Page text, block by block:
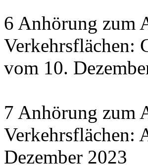
6 Anhörung zum
Verkehrsflächen:
vom 10.
7 Anhörung zum
Verkehrsflächen:
Dezember 2023